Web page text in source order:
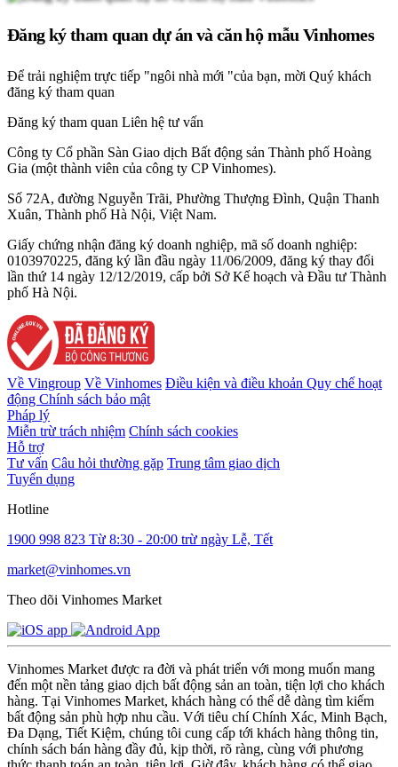
Đăng ký tham quan dự án và căn hộ mẫu Vinhomes
Để trải nghiệm trực tiếp "ngôi nhà mới "của bạn, mời Quý khách
đăng ký tham quan
Đăng ký tham quan Liên hệ tư vấn
Công ty Cổ phần Sàn Giao dịch Bất động sản Thành phố Hoàng
Gia (một thành viên của công ty CP Vinhomes).
Số 72A, đường Nguyễn Trãi, Phường Thượng Đình, Quận Thanh
Xuân, Thành phố Hà Nội, Việt Nam.
Giấy chứng nhận đăng ký doanh nghiệp, mã số doanh nghiệp:
0103970225, đăng ký lần đầu ngày 11/06/2009, đăng ký thay đổi
lần thứ 14 ngày 12/12/2019, cấp bởi Sở Kế hoạch và Đầu tư Thành
phố Hà Nội.
Về Vingroup Về Vinhomes Điều kiện và điều khoản Quy chế hoạt
động Chính sách bảo mật
Pháp lý
Miễn trừ trách nhiệm Chính sách cookies
Hỗ trợ
Tư vấn Câu hỏi thường gặp Trung tâm giao dịch
Tuyển dụng
Hotline
1900 998 823 Từ 8:30 - 20:00 trừ ngày Lễ, Tết
market@vinhomes.vn
Theo dõi Vinhomes Market
Vinhomes Market được ra đời và phát triển với mong muốn mang
đến một nền tảng giao dịch bất động sản an toàn, tiện lợi cho khách
hàng. Tại Vinhomes Market, khách hàng có thể dễ dàng tìm kiếm
bất động sản phù hợp nhu cầu. Với tiêu chí Chính Xác, Minh Bạch,
Đa Dạng, Tiết Kiệm, chúng tôi cung cấp tới khách hàng thông tin,
chính sách bán hàng đầy đủ, kịp thời, rõ ràng, cùng với phương